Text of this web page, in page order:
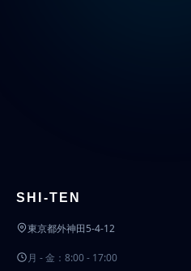
SHI-TEN
東京都外神田5-4-12
月 - 金：8:00 - 17:00